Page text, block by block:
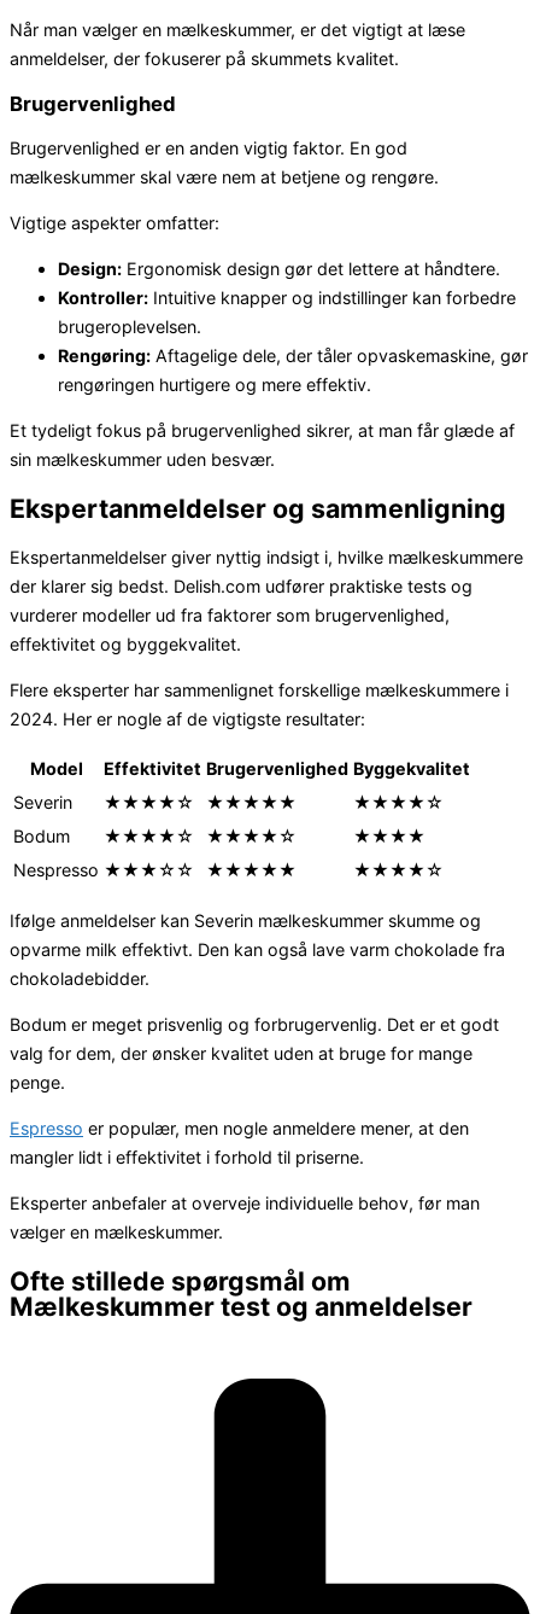
Når man vælger en mælkeskummer, er det vigtigt at læse
anmeldelser, der fokuserer på skummets kvalitet.
Brugervenlighed
Brugervenlighed er en anden vigtig faktor. En god
mælkeskummer skal være nem at betjene og rengøre.
Vigtige aspekter omfatter:
Design: Ergonomisk design gør det lettere at håndtere.
Kontroller: Intuitive knapper og indstillinger kan forbedre
brugeroplevelsen.
Rengøring: Aftagelige dele, der tåler opvaskemaskine, gør
rengøringen hurtigere og mere effektiv.
Et tydeligt fokus på brugervenlighed sikrer, at man får glæde af
sin mælkeskummer uden besvær.
Ekspertanmeldelser og sammenligning
Ekspertanmeldelser giver nyttig indsigt i, hvilke mælkeskummere
der klarer sig bedst. Delish.com udfører praktiske tests og
vurderer modeller ud fra faktorer som brugervenlighed,
effektivitet og byggekvalitet.
Flere eksperter har sammenlignet forskellige mælkeskummere i
2024. Her er nogle af de vigtigste resultater:
Model Effektivitet Brugervenlighed Byggekvalitet
Severin
★★★★☆ ★★★★★
★★★★☆
Bodum
★★★★☆ ★★★★☆
★★★★
Nespresso ★★★☆☆ ★★★★★ ★★★★☆
Ifølge anmeldelser kan Severin mælkeskummer skumme og
opvarme milk effektivt. Den kan også lave varm chokolade fra
chokoladebidder.
Bodum er meget prisvenlig og forbrugervenlig. Det er et godt
valg for dem, der ønsker kvalitet uden at bruge for mange
penge.
Espresso er populær, men nogle anmeldere mener, at den
mangler lidt i effektivitet i forhold til priserne.
Eksperter anbefaler at overveje individuelle behov, før man
vælger en mælkeskummer.
Ofte stillede spørgsmål om
Mælkeskummer test og anmeldelser